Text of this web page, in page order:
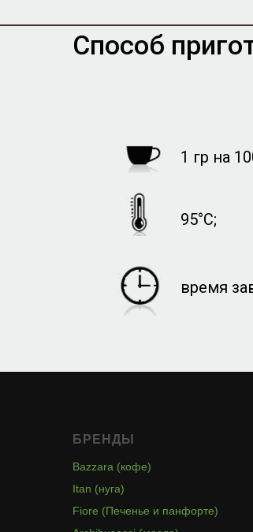
Способ
1 гр на
время
95°C;
БРЕНДЫ
Bazzara (кофе)
Itan (нуга)
Fiore (Печенье и панфорте)